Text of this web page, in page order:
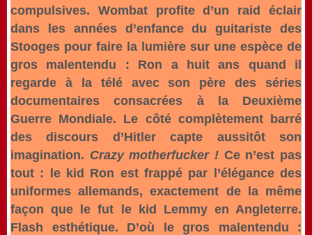
compulsives. Wombat profite d’un raid éclair
dans les années d’enfance du guitariste des
Stooges pour faire la lumière sur une espèce de
gros malentendu : Ron a huit ans quand il
regarde à la télé avec son père des séries
documentaires consacrées à la Deuxième
Guerre Mondiale. Le côté complètement barré
des discours d’Hitler capte aussitôt son
imagination. Crazy motherfucker ! Ce n’est pas
tout : le kid Ron est frappé par l’élégance des
uniformes allemands, exactement de la même
façon que le fut le kid Lemmy en Angleterre.
Flash esthétique. D’où le gros malentendu :